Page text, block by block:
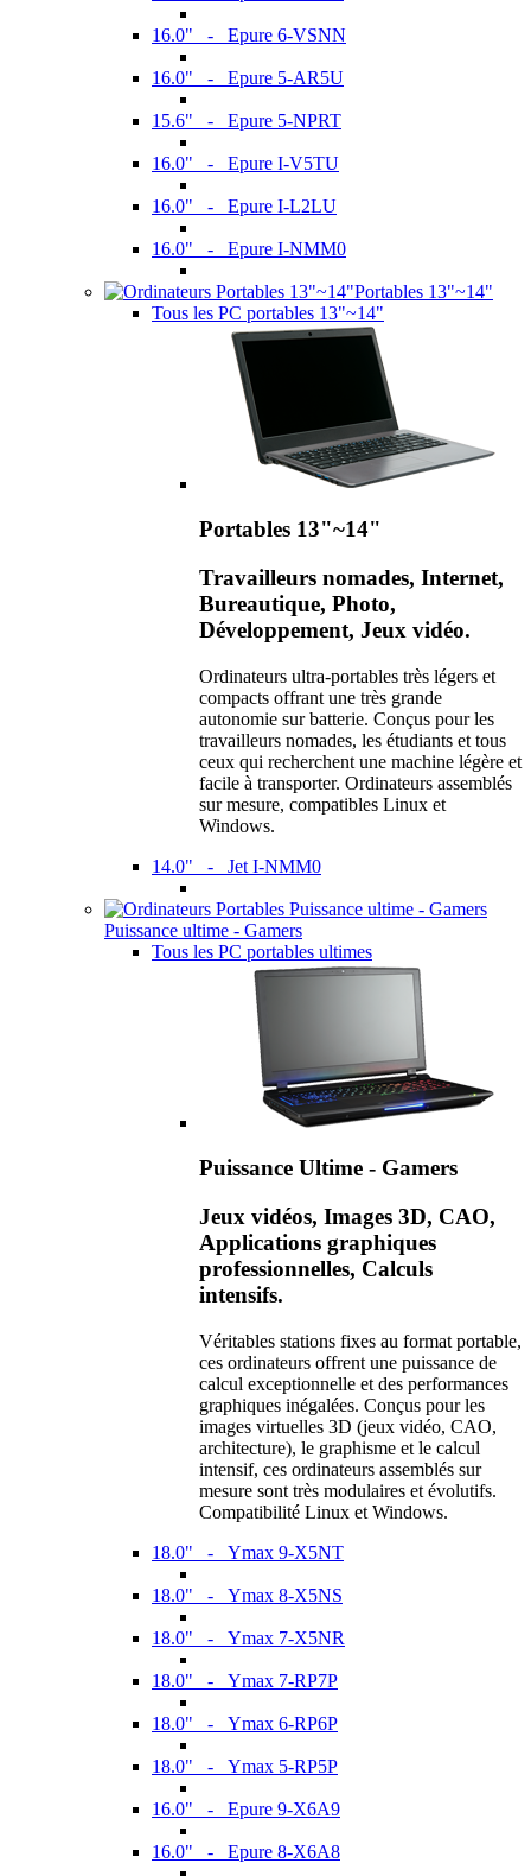
16.0" - Epure 6-VSNN
16.0" - Epure 5-AR5U
15.6" - Epure 5-NPRT
16.0" - Epure I-V5TU
16.0" - Epure I-L2LU
16.0" - Epure I-NMM0
Portables 13"~14"
Tous les PC portables 13"~14"
Portables 13"~14"
Travailleurs nomades, Internet,
Bureautique, Photo,
Développement, Jeux vidéo.
Ordinateurs ultra-portables très légers et
compacts offrant une très grande
autonomie sur batterie. Conçus pour les
travailleurs nomades, les étudiants et tous
ceux qui recherchent une machine légère et
facile à transporter. Ordinateurs assemblés
sur mesure, compatibles Linux et
Windows.
14.0" - Jet I-NMM0
Puissance ultime - Gamers
Tous les PC portables ultimes
Puissance Ultime - Gamers
Jeux vidéos, Images 3D, CAO,
Applications graphiques
professionnelles, Calculs
intensifs.
Véritables stations fixes au format portable,
ces ordinateurs offrent une puissance de
calcul exceptionnelle et des performances
graphiques inégalées. Conçus pour les
images virtuelles 3D (jeux vidéo, CAO,
architecture), le graphisme et le calcul
intensif, ces ordinateurs assemblés sur
mesure sont très modulaires et évolutifs.
Compatibilité Linux et Windows.
18.0" - Ymax 9-X5NT
18.0" - Ymax 8-X5NS
18.0" - Ymax 7-X5NR
18.0" - Ymax 7-RP7P
18.0" - Ymax 6-RP6P
18.0" - Ymax 5-RP5P
16.0" - Epure 9-X6A9
16.0" - Epure 8-X6A8